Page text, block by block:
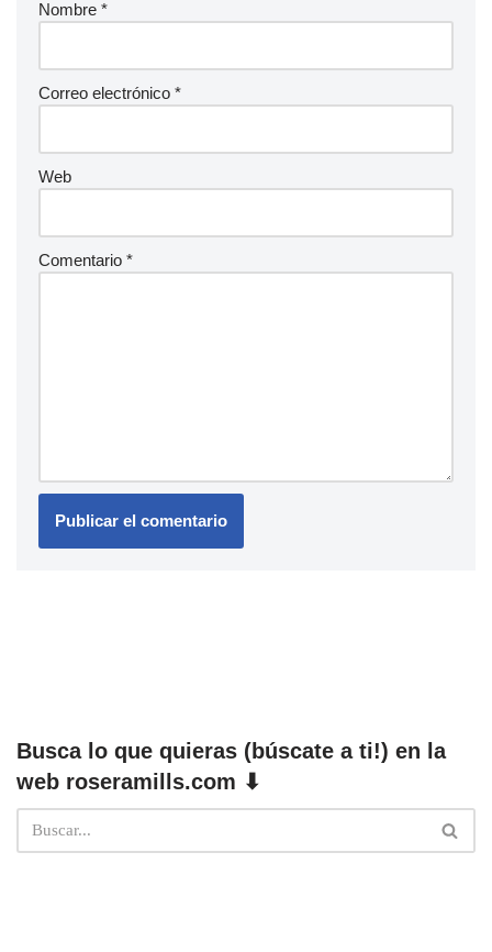
Nombre *
Correo electrónico *
Web
Comentario *
Busca lo que quieras (búscate a ti!) en la
web roseramills.com ⬇